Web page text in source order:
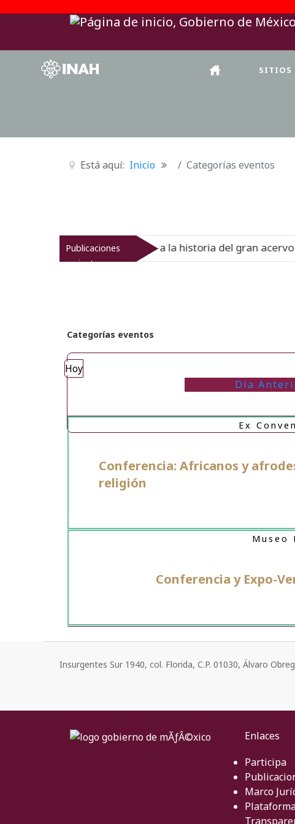
SITIOS
Está aquí: Inicio Categorías eventos
Publicaciones
recientes
del Virreinato muestra la historia del gran acervo
Categorías eventos
Hoy
Día
Conferencia: Africanos y
religión
Ex
Conferencia y Expo-
Museo
Insurgentes Sur 1940, col. Florida, C.P. 01030, Álvaro
Enlaces
Participa
Marco